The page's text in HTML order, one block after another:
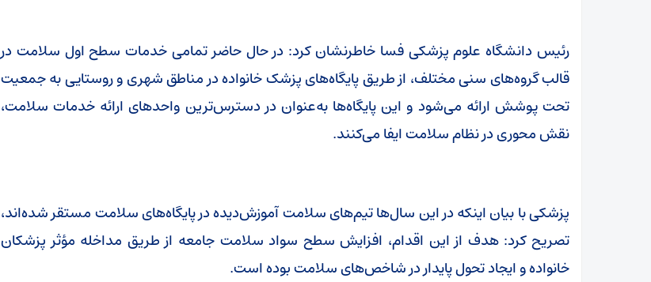
رئیس دانشگاه علوم پزشکی فسا خاطرنشان کرد: در حال حاضر تمامی خدمات سطح اول سلامت در
قالب گروه‌های سنی مختلف، از طریق پایگاه‌های پزشک خانواده در مناطق شهری و روستایی به جمعیت
تحت پوشش ارائه می‌شود و این پایگاه‌ها به‌عنوان در دسترس‌ترین واحدهای ارائه خدمات سلامت،
نقش محوری در نظام سلامت ایفا می‌کنند.
پزشکی با بیان اینکه در این سال‌ها تیم‌های سلامت آموزش‌دیده در پایگاه‌های سلامت مستقر شده‌اند،
تصریح کرد: هدف از این اقدام، افزایش سطح سواد سلامت جامعه از طریق مداخله مؤثر پزشکان
خانواده و ایجاد تحول پایدار در شاخص‌های سلامت بوده است.